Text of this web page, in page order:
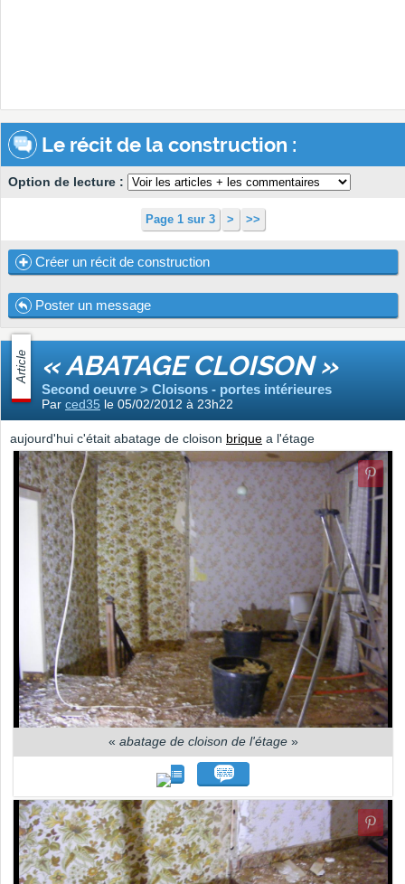
Le récit de la construction :
Option de lecture :
Page 1 sur 3 > >>
Créer un récit de construction
Poster un message
Article « ABATAGE CLOISON »
Second oeuvre > Cloisons - portes intérieures
Par ced35 le 05/02/2012 à 23h22
aujourd'hui c'était abatage de cloison brique a l'étage
« abatage de cloison de l'étage»